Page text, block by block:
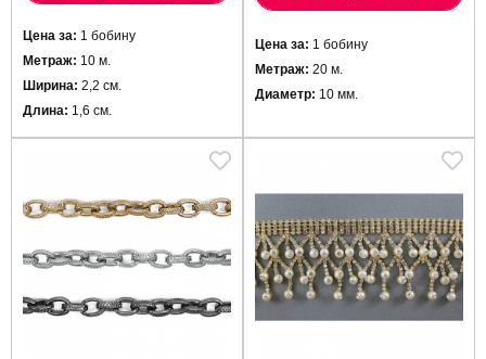
Цена за: 1 бобину
Метраж: 10 м.
Ширина: 2,2 см.
Длина: 1,6 см.
Цена за: 1 бобину
Метраж: 20 м.
Диаметр: 10 мм.